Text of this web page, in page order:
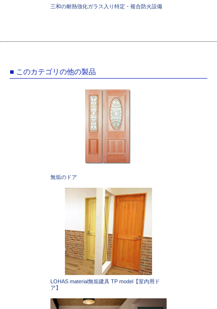
三和の耐熱強化ガラス入り特定・複合防火設備
■ このカテゴリの他の製品
無垢のドア
LOHAS material無垢建具 TP model【室内用ド
ア】